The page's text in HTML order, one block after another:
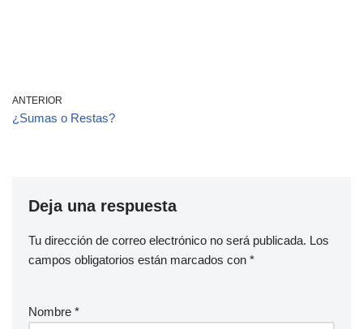
ANTERIOR
¿Sumas o Restas?
Deja una respuesta
Tu dirección de correo electrónico no será publicada. Los
campos obligatorios están marcados con *
Nombre *